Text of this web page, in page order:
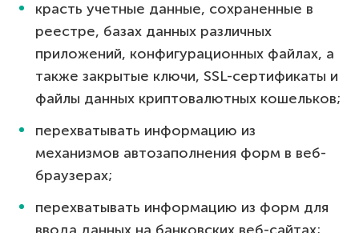
красть учетные данные, сохраненные в
реестре, базах данных различных
приложений, конфигурационных файлах, а
также закрытые ключи, SSL-сертификаты и
файлы данных криптовалютных кошельков;
перехватывать информацию из
механизмов автозаполнения форм в веб-
браузерах;
перехватывать информацию из форм для
ввода данных на банковских веб-сайтах;